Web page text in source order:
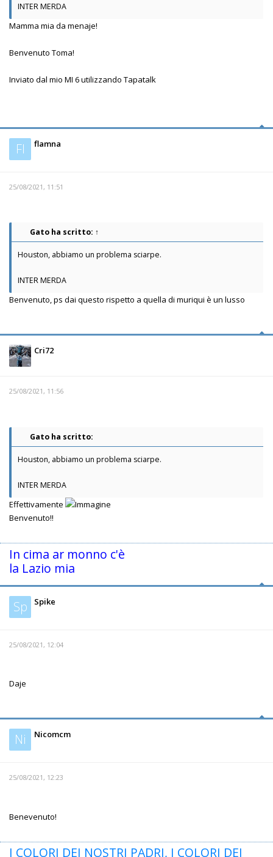
INTER MERDA
Mamma mia da menaje!
Benvenuto Toma!
Inviato dal mio MI 6 utilizzando Tapatalk
Fl flamna
25/08/2021, 11:51
Gato ha scritto: ↑
Houston, abbiamo un problema sciarpe.
INTER MERDA
Benvenuto, ps dai questo rispetto a quella di muriqui è un lusso
Cri72
25/08/2021, 11:56
Gato ha scritto:
Houston, abbiamo un problema sciarpe.
INTER MERDA
Effettivamente
Benvenuto!!
In cima ar monno c'è
la Lazio mia
Sp Spike
25/08/2021, 12:04
Daje
Ni Nicomcm
25/08/2021, 12:23
Benevenuto!
I COLORI DEI NOSTRI PADRI, I COLORI DEI